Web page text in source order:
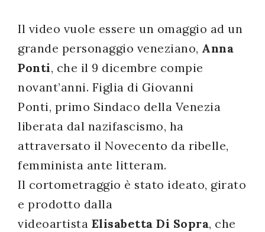
Il video vuole essere un omaggio ad un
grande personaggio veneziano, Anna
Ponti, che il 9 dicembre compie
novant’anni. Figlia di Giovanni
Ponti, primo Sindaco della Venezia
liberata dal nazifascismo, ha
attraversato il Novecento da ribelle,
femminista ante litteram.
Il cortometraggio è stato ideato, girato
e prodotto dalla
videoartista Elisabetta Di Sopra, che